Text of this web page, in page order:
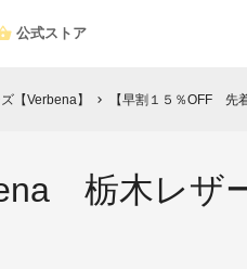
公式ストア
【Verbena】 chevron_right 【早割１５％OFF
栃木レザ